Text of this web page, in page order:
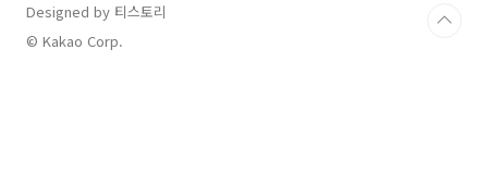
Designed by 티스토리
© Kakao Corp.